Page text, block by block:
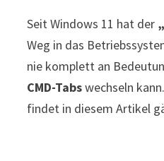
Seit Windows 11 hat der
Weg in das
nie komplett an
CMD-Tabswechseln
findet in diesem Artikel